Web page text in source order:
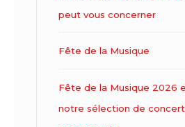
peut vous concerner
Fête de la Musique
Fête de la Musique 2026
notre sélection de